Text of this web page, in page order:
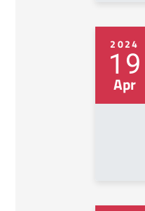
2024
19
Apr